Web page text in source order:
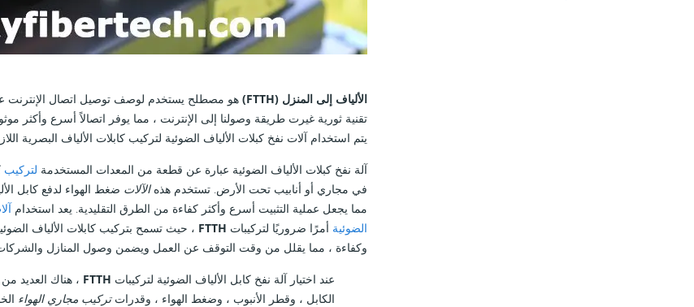
الألياف إلى المنزل (FTTH)
هو مصطلح يستخدم لوصف توصيل اتصال الإنترنت
تقنية ثورية غيرت طريقة وصولنا إلى الإنترنت ، مما يوفر اتصالاً أسرع وأكثر
يتم استخدام آلات نفخ كبلات الألياف الضوئية لتركيب كابلات الألياف البصرية
آلة نفخ كبلات الألياف الضوئية عبارة عن قطعة من المعدات المستخدمة لتركيب
في مجاري أو أنابيب تحت الأرض. تستخدم هذهالآلات ضغط الهواء لدفع كابل
مما يجعل عملية التثبيت أسرع وأكثر كفاءة من الطرق التقليدية. يعد استخدام
الضوئية أمرًا ضروريًا لتركيبات FTTH ، حيث تسمح بتركيب كابلات الألياف
وكفاءة ، مما يقلل من وقت التوقف عن العمل ويضمن وصول المنازل
عند اختيار آلة نفخ كابل الألياف الضوئية لتركيبات FTTH ، هناك العديد
الكابل ، وقطر الأنبوب ، وضغط الهواء ، وقدراتتركيب مجاري الهواء